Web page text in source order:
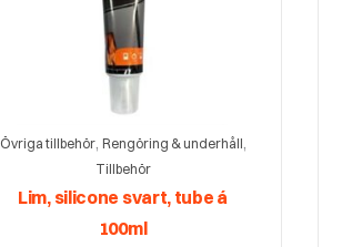
Övriga tillbehör, Rengöring & underhåll,
Tillbehör
Lim, silicone svart, tube á
100ml